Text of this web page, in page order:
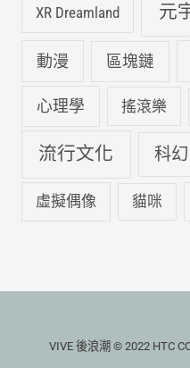
XR Dreamland 元
動漫 區塊鏈
心理學 搖滾樂
流行文化 科幻
虛擬偶像 貓咪
VIVE 後浪潮 © 2022 HTC